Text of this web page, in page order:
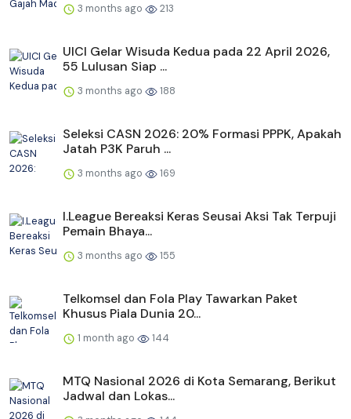
3 months ago 213
UICI Gelar Wisuda Kedua pada 22 April 2026,
55 Lulusan Siap ...
3 months ago 188
Seleksi CASN 2026: 20% Formasi PPPK, Apakah
Jatah P3K Paruh ...
3 months ago 169
I.League Bereaksi Keras Seusai Aksi Tak Terpuji
Pemain Bhaya...
3 months ago 155
Telkomsel dan Fola Play Tawarkan Paket
Khusus Piala Dunia 20...
1 month ago 144
MTQ Nasional 2026 di Kota Semarang, Berikut
Jadwal dan Lokas...